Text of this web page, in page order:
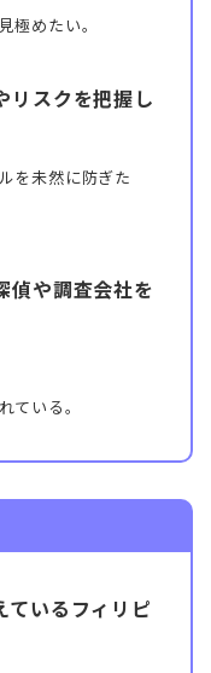
めたい。
リスクを把握し
を未然に防ぎた
偵や調査会社を
ている。
ているフィリピ